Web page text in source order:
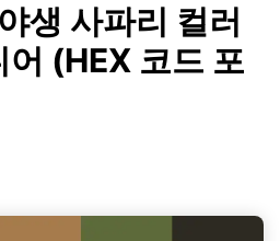
생 사파리 컬러
(HEX 코드 포